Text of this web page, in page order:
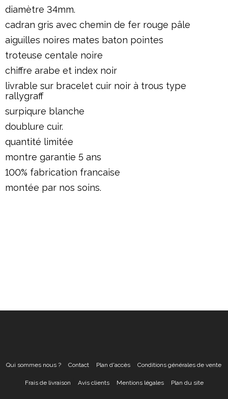
diamètre 34mm.
cadran gris avec chemin de fer rouge pâle
aiguilles noires mates baton pointes
troteuse centale noire
chiffre arabe et index noir
livrable sur bracelet cuir noir à trous type
rallygraff
surpiqure blanche
doublure cuir.
quantité limitée
montre garantie 5 ans
100% fabrication francaise
montée par nos soins.
Qui sommes nous ? Contact Plan d'accès Conditions générales de vente
Frais de livraison Avis clients Mentions légales Plan du site